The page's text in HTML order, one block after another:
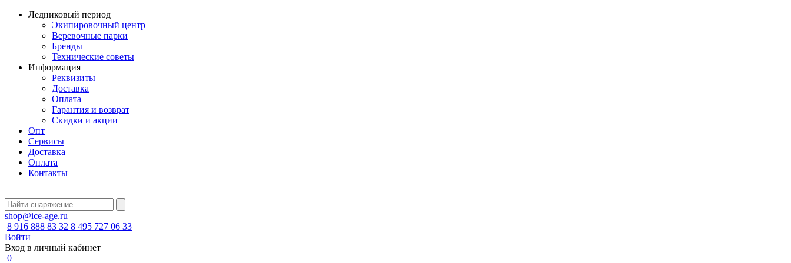
Ледниковый период
Экипировочный центр
Веревочные парки
Бренды
Технические советы
Информация
Реквизиты
Доставка
Оплата
Гарантия и возврат
Скидки и акции
Опт
Сервисы
Доставка
Оплата
Контакты
shop@ice-age.ru
8 916 888 83 32 8 495 727 06 33
Войти
Вход в личный кабинет
0